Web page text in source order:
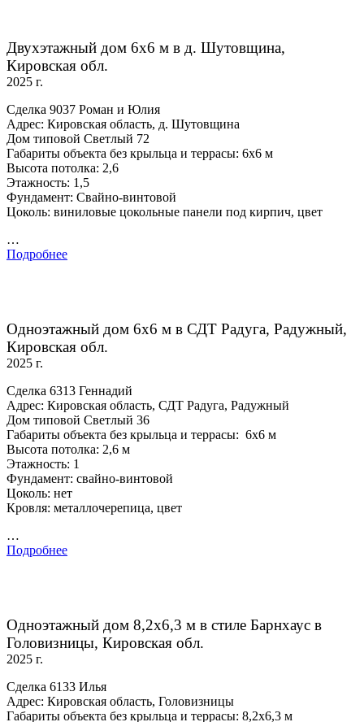
Двухэтажный дом 6х6 м в д. Шутовщина,
Кировская обл.
2025 г.
Сделка 9037 Роман и Юлия
Адрес: Кировская область, д. Шутовщина
Дом типовой Светлый 72
Габариты объекта без крыльца и террасы: 6х6 м
Высота потолка: 2,6
Этажность: 1,5
Фундамент: Свайно-винтовой
Цоколь: виниловые цокольные панели под кирпич, цвет
…
Подробнее
Одноэтажный дом 6х6 м в СДТ Радуга, Радужный,
Кировская обл.
2025 г.
Сделка 6313 Геннадий
Адрес: Кировская область, СДТ Радуга, Радужный
Дом типовой Светлый 36
Габариты объекта без крыльца и террасы: 6х6 м
Высота потолка: 2,6 м
Этажность: 1
Фундамент: свайно-винтовой
Цоколь: нет
Кровля: металлочерепица, цвет
…
Подробнее
Одноэтажный дом 8,2х6,3 м в стиле Барнхаус в
Головизницы, Кировская обл.
2025 г.
Сделка 6133 Илья
Адрес: Кировская область, Головизницы
Габариты объекта без крыльца и террасы: 8,2х6,3 м